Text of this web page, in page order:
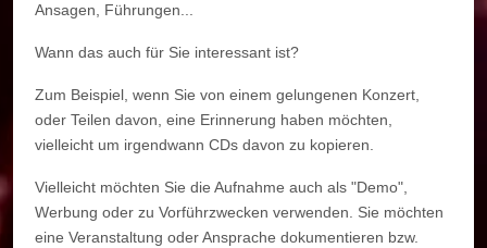
Ansagen, Führungen...
Wann das auch für Sie interessant ist?
Zum Beispiel, wenn Sie von einem gelungenen Konzert,
oder Teilen davon, eine Erinnerung haben möchten,
vielleicht um irgendwann CDs davon zu kopieren.
Vielleicht möchten Sie die Aufnahme auch als "Demo",
Werbung oder zu Vorführzwecken verwenden. Sie möchten
eine Veranstaltung oder Ansprache dokumentieren bzw.